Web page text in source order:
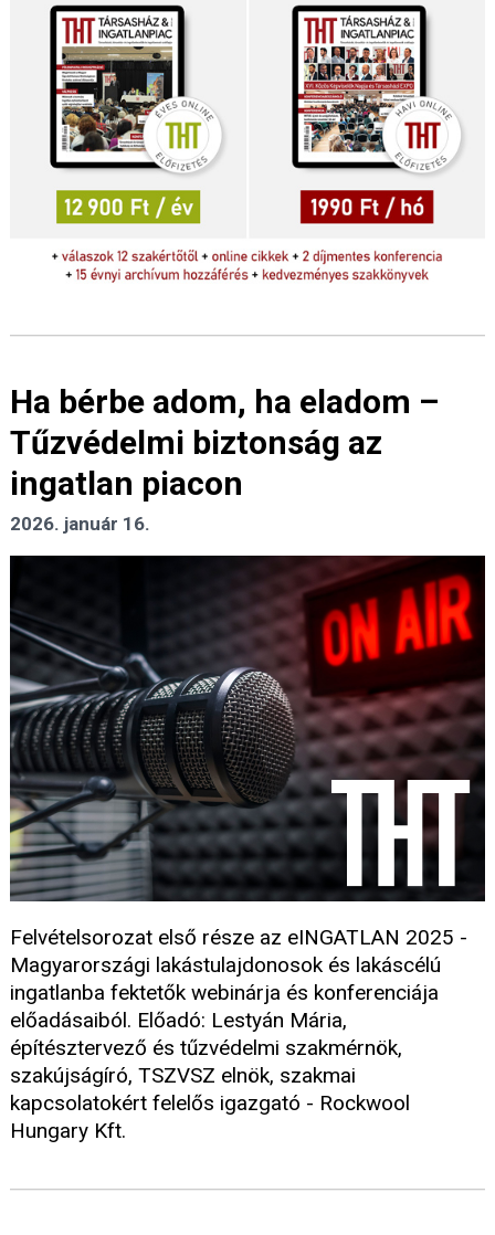
Ha bérbe adom, ha eladom –
Tűzvédelmi biztonság az
ingatlan piacon
2026. január 16.
Felvételsorozat első része az eINGATLAN 2025 -
Magyarországi lakástulajdonosok és lakáscélú
ingatlanba fektetők webinárja és konferenciája
előadásaiból. Előadó: Lestyán Mária,
építésztervező és tűzvédelmi szakmérnök,
szakújságíró, TSZVSZ elnök, szakmai
kapcsolatokért felelős igazgató - Rockwool
Hungary Kft.